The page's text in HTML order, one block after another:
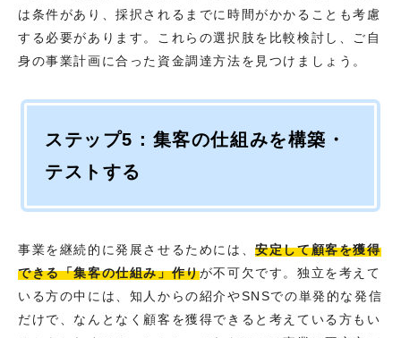
は条件があり、採択されるまでに時間がかかることも考慮
する必要があります。これらの選択肢を比較検討し、ご自
身の事業計画に合った資金調達方法を見つけましょう。
ステップ5：集客の仕組みを構築・
テストする
事業を継続的に発展させるためには、安定して顧客を獲得
できる「集客の仕組み」作りが不可欠です。独立を考えて
いる方の中には、知人からの紹介やSNSでの単発的な発信
だけで、なんとなく顧客を獲得できると考えている方もい